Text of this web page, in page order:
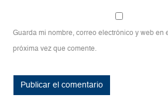
Guarda mi nombre, correo electrónico y web en
próxima vez que comente.